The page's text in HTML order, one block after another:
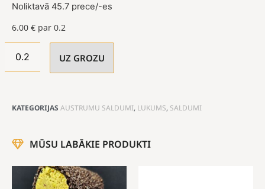
Noliktavā 45.7 prece/-es
6.00 € par 0.2
UZ GROZU
KATEGORIJAS AUSTRUMU SALDUMI, LUKUMS, SALDUMI
MŪSU LABĀKIE PRODUKTI